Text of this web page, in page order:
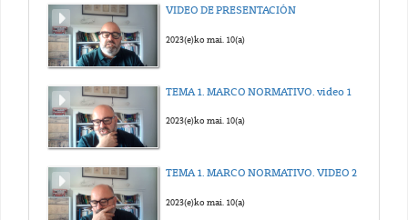
VIDEO DE PRESENTACIÓN
2023(e)ko mai. 10(a)
TEMA 1. MARCO NORMATIVO. video 1
2023(e)ko mai. 10(a)
TEMA 1. MARCO NORMATIVO. VIDEO 2
2023(e)ko mai. 10(a)